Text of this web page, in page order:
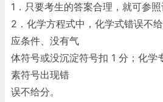
1．只要考生的答案合理，就可参照
2．化学方程式中，化学式错误不
应条件、没有气
体符号或没沉淀符号扣 1 分；化学
素符号出现错
误不给分。